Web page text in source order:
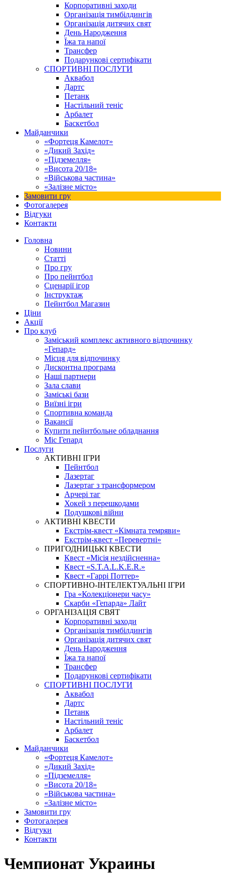
Корпоративні заходи
Організація тимбілдингів
Організація дитячих свят
День Народження
Їжа та напої
Трансфер
Подарункові сертифікати
СПОРТИВНІ ПОСЛУГИ
Аквабол
Дартс
Петанк
Настільний теніс
Арбалет
Баскетбол
Майданчики
«Фортеця Камелот»
«Дикий Захід»
«Підземелля»
«Висота 20/18»
«Військова частина»
«Залізне місто»
Замовити гру
Фотогалерея
Відгуки
Контакти
Головна
Новини
Статті
Про гру
Про пейнтбол
Сценарії ігор
Інструктаж
Пейнтбол Магазин
Ціни
Акції
Про клуб
Заміський комплекс активного відпочинку
«Гепард»
Місця для відпочинку
Дисконтна програма
Наші партнери
Зала слави
Заміські бази
Виїзні ігри
Спортивна команда
Вакансії
Купити пейнтбольне обладнання
Міс Гепард
Послуги
АКТИВНІ ІГРИ
Пейнтбол
Лазертаг
Лазертаг з трансформером
Арчері таг
Хокей з перешкодами
Подушкові війни
АКТИВНІ КВЕСТИ
Екстрім-квест «Кімната темряви»
Екстрім-квест «Перевертні»
ПРИГОДНИЦЬКІ КВЕСТИ
Квест «Місія нездійсненна»
Квест «S.T.A.L.K.E.R.»
Квест «Гаррі Поттер»
СПОРТИВНО-ІНТЕЛЕКТУАЛЬНІ ІГРИ
Гра «Колекціонери часу»
Скарби «Гепарда» Лайт
ОРГАНІЗАЦІЯ СВЯТ
Корпоративні заходи
Організація тимбілдингів
Організація дитячих свят
День Народження
Їжа та напої
Трансфер
Подарункові сертифікати
СПОРТИВНІ ПОСЛУГИ
Аквабол
Дартс
Петанк
Настільний теніс
Арбалет
Баскетбол
Майданчики
«Фортеця Камелот»
«Дикий Захід»
«Підземелля»
«Висота 20/18»
«Військова частина»
«Залізне місто»
Замовити гру
Фотогалерея
Відгуки
Контакти
Чемпионат Украины